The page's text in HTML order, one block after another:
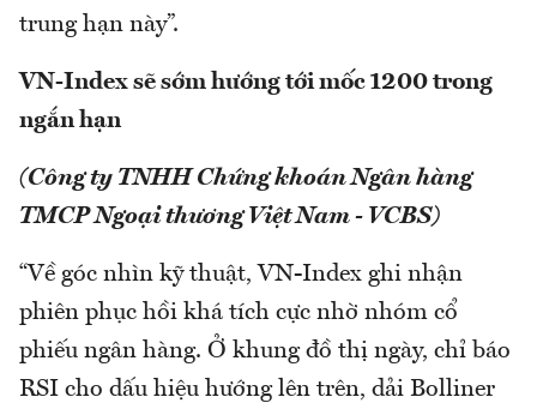
trung hạn này”.
VN-Index sẽ sớm hướng tới mốc 1200 trong
ngắn hạn
(Công ty TNHH Chứng khoán Ngân hàng
TMCP Ngoại thương Việt Nam - VCBS)
“Về góc nhìn kỹ thuật, VN-Index ghi nhận
phiên phục hồi khá tích cực nhờ nhóm cổ
phiếu ngân hàng. Ở khung đồ thị ngày, chỉ báo
RSI cho dấu hiệu hướng lên trên, dải Bolliner